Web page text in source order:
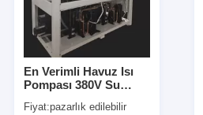
En Verimli Havuz Isı
Pompası 380V Su
Fiyat:pazarlık edilebilir